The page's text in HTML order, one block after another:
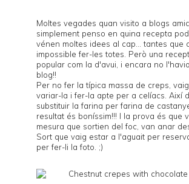
Moltes vegades quan visito a blogs
simplement penso en quina recepta
vénen moltes idees al cap... tantes que
impossible fer-les totes. Però una
popular com la d'avui, i encara no
blog!!
Per no fer la típica massa de creps,
variar-la i fer-la apte per a celíacs. Així
substituir la farina per farina de
resultat és boníssim!!! I la prova és que
mesura que sortien del foc, van anar
Sort que vaig estar a l'aguait per
per fer-li la foto. ;)